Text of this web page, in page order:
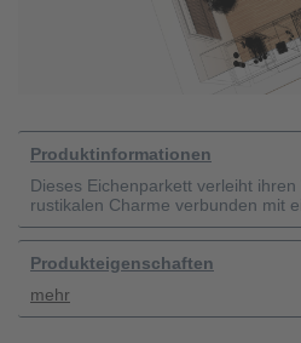
Produktinformationen
Dieses Eichenparkett verleiht
rustikalen Charme verbunden mit
Produkteigenschaften
mehr